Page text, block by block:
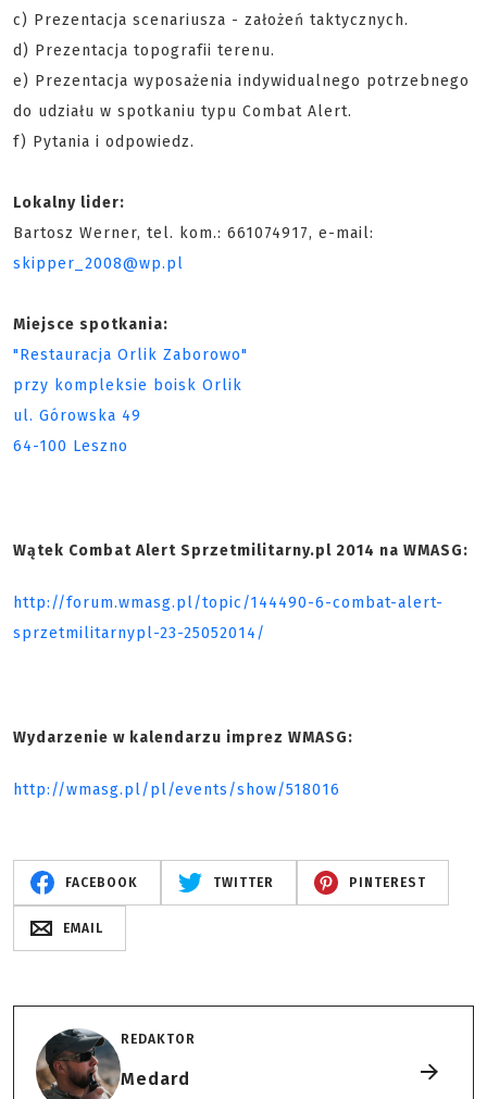
c) Prezentacja scenariusza - założeń taktycznych.
d) Prezentacja topografii terenu.
e) Prezentacja wyposażenia indywidualnego potrzebnego
do udziału w spotkaniu typu Combat Alert.
f) Pytania i odpowiedz.
Lokalny lider:
Bartosz Werner, tel. kom.: 661074917, e-mail:
skipper_2008@wp.pl
Miejsce spotkania:
"Restauracja Orlik Zaborowo"
przy kompleksie boisk Orlik
ul. Górowska 49
64-100 Leszno
Wątek Combat Alert Sprzetmilitarny.pl 2014 na WMASG:
http://forum.wmasg.pl/topic/144490-6-combat-alert-
sprzetmilitarnypl-23-25052014/
Wydarzenie w kalendarzu imprez WMASG:
http://wmasg.pl/pl/events/show/518016
FACEBOOK TWITTER PINTEREST
EMAIL
REDAKTOR
Medard